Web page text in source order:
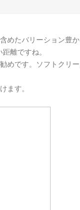
めたバリーション豊か
離ですね。
めです。ソフトクリー
ます。